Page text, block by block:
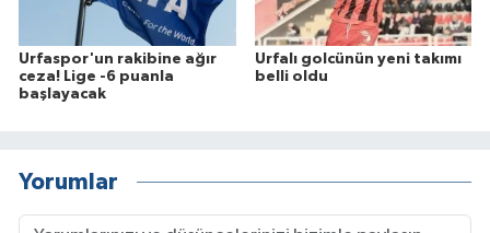
Urfaspor'un rakibine ağır
ceza! Lige -6 puanla
başlayacak
Urfalı golcünün yeni takımı
belli oldu
Yorumlar